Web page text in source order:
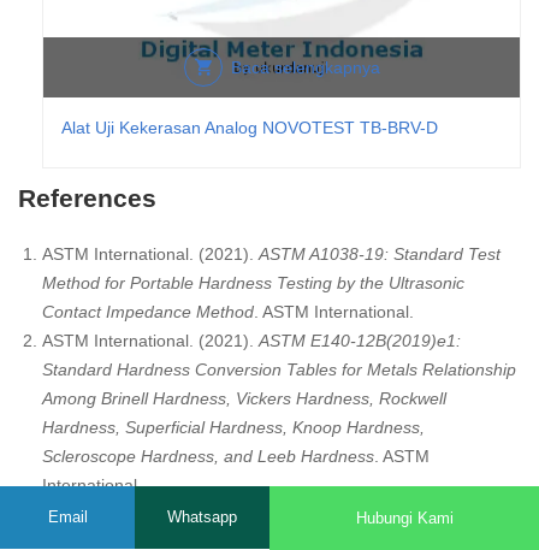
Baca selengkapnya
Alat Uji Kekerasan Analog NOVOTEST TB-BRV-D
References
ASTM International. (2021). ASTM A1038-19: Standard Test
Method for Portable Hardness Testing by the Ultrasonic
Contact Impedance Method . ASTM International.
ASTM International. (2021). ASTM E140-12B(2019)e1:
Standard Hardness Conversion Tables for Metals Relationship
Among Brinell Hardness, Vickers Hardness, Rockwell
Hardness, Superficial Hardness, Knoop Hardness,
Scleroscope Hardness, and Leeb Hardness . ASTM
International.
Bureau of Indian Standards. (2022).
IS 15838:2022:
Email Whatsapp Hubungi Kami